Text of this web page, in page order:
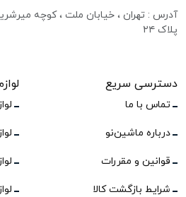
آدرس : تهران ، خیابان ملت ، کوچه
پلاک ۲۴
دسترسی سریع
تماس با ما
درباره ماشین‌نو
قوانین و مقررات
شرایط بازگشت کالا